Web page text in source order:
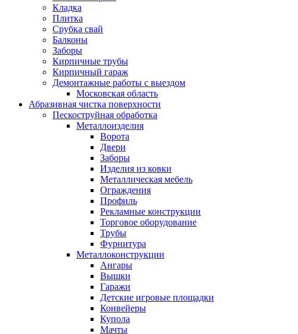
Кладка
Плитка
Срубка свай
Балконы
Заборы
Кирпичные трубы
Кирпичный гараж
Демонтажные работы с выездом
Московская область
Абразивная чистка поверхности
Пескоструйная обработка
Металлоизделия
Ворота
Двери
Заборы
Изделия из ковки
Металлическая мебель
Ограждения
Профиль
Рекламные конструкции
Торговое оборудование
Трубы
Фурнитура
Металлоконструкции
Ангары
Вышки
Гаражи
Детские игровые площадки
Конвейеры
Купола
Мачты